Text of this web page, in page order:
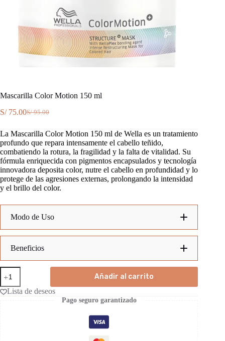
Mascarilla Color Motion 150 ml
S/95.00
El
original
era:
S/ 95.00.
S/75.00El
actual
es:
S/ 75.00.
La Mascarilla Color Motion 150 ml de Wella es un tratamiento
profundo que repara intensamente el cabello teñido,
combatiendo la rotura, la fragilidad y la falta de vitalidad. Su
fórmula enriquecida con pigmentos encapsulados y tecnología
innovadora deposita color, nutre el cabello en profundidad y lo
protege de las agresiones externas, prolongando la intensidad
y el brillo del color.
Modo de Uso
MOTION
Beneficios
Protección del color:
Restauración del color:
Mascarilla
Color
Motion
150
Añadir al carrito
Lista de deseos
Pago seguro garantizado